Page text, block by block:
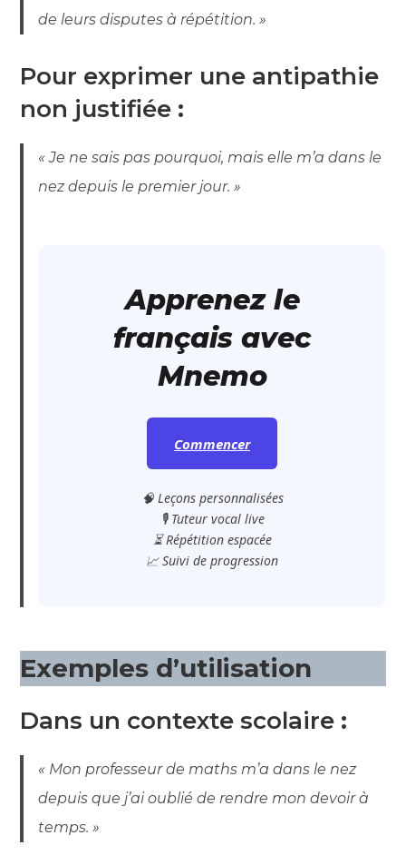
de leurs disputes à répétition. »
Pour exprimer une antipathie
non justifiée :
« Je ne sais pas pourquoi, mais elle m’a dans le
nez depuis le premier jour. »
Apprenez le
français avec
Mnemo
Commencer
🧠 Leçons personnalisées
🎙️ Tuteur vocal live
⏳ Répétition espacée
📈 Suivi de progression
Exemples d’utilisation
Dans un contexte scolaire :
« Mon professeur de maths m’a dans le nez
depuis que j’ai oublié de rendre mon devoir à
temps. »